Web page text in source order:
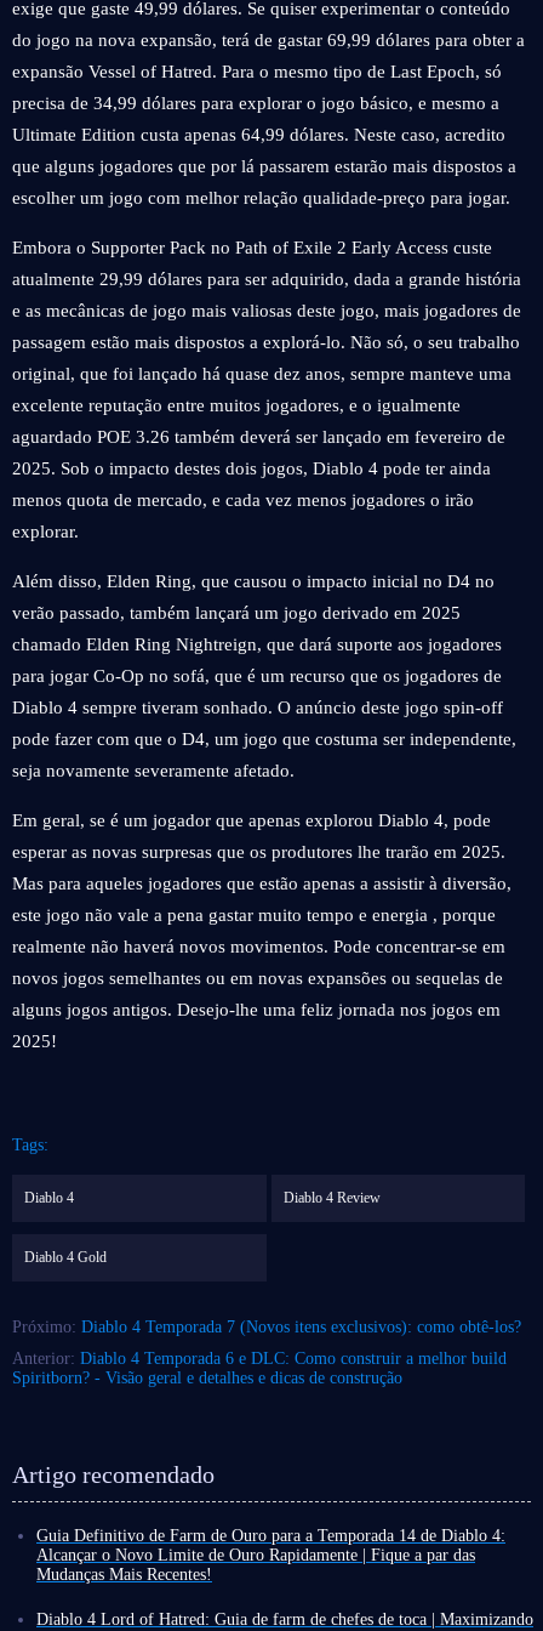
exige que gaste 49,99 dólares. Se quiser experimentar o conteúdo
do jogo na nova expansão, terá de gastar 69,99 dólares para obter a
expansão Vessel of Hatred. Para o mesmo tipo de Last Epoch, só
precisa de 34,99 dólares para explorar o jogo básico, e mesmo a
Ultimate Edition custa apenas 64,99 dólares. Neste caso, acredito
que alguns jogadores que por lá passarem estarão mais dispostos a
escolher um jogo com melhor relação qualidade-preço para jogar.
Embora o Supporter Pack no Path of Exile 2 Early Access custe
atualmente 29,99 dólares para ser adquirido, dada a grande história
e as mecânicas de jogo mais valiosas deste jogo, mais jogadores de
passagem estão mais dispostos a explorá-lo. Não só, o seu trabalho
original, que foi lançado há quase dez anos, sempre manteve uma
excelente reputação entre muitos jogadores, e o igualmente
aguardado POE 3.26 também deverá ser lançado em fevereiro de
2025. Sob o impacto destes dois jogos, Diablo 4 pode ter ainda
menos quota de mercado, e cada vez menos jogadores o irão
explorar.
Além disso, Elden Ring, que causou o impacto inicial no D4 no
verão passado, também lançará um jogo derivado em 2025
chamado Elden Ring Nightreign, que dará suporte aos jogadores
para jogar Co-Op no sofá, que é um recurso que os jogadores de
Diablo 4 sempre tiveram sonhado. O anúncio deste jogo spin-off
pode fazer com que o D4, um jogo que costuma ser independente,
seja novamente severamente afetado.
Em geral, se é um jogador que apenas explorou Diablo 4, pode
esperar as novas surpresas que os produtores lhe trarão em 2025.
Mas para aqueles jogadores que estão apenas a assistir à diversão,
este jogo não vale a pena gastar muito tempo e energia , porque
realmente não haverá novos movimentos. Pode concentrar-se em
novos jogos semelhantes ou em novas expansões ou sequelas de
alguns jogos antigos. Desejo-lhe uma feliz jornada nos jogos em
2025!
Tags:
Diablo 4 Diablo 4 Review
Diablo 4 Gold
Próximo: Diablo 4 Temporada 7 (Novos itens exclusivos): como obtê-los?
Anterior: Diablo 4 Temporada 6 e DLC: Como construir a melhor build
Spiritborn? - Visão geral e detalhes e dicas de construção
Artigo recomendado
Guia Definitivo de Farm de Ouro para a Temporada 14 de Diablo 4:
Alcançar o Novo Limite de Ouro Rapidamente | Fique a par das
Mudanças Mais Recentes!
Temporada 14 de Diablo 4 foi confirmado para 30 de junho, às 10h00
Diablo 4 Lord of Hatred: Guia de farm de chefes de toca | Maximizando